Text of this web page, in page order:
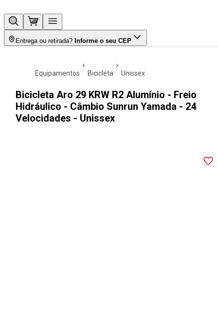
Entrega ou retirada? Informe o seu CEP
equipamentos bicicleta unissex
Bicicleta Aro 29 KRW R2 Alumínio - Freio
Hidráulico - Câmbio Sunrun Yamada - 24
Velocidades - Unissex